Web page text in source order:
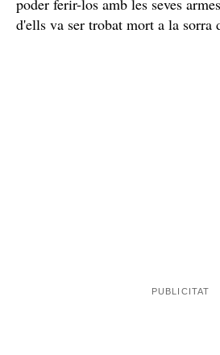
poder ferir-los amb les seves
d'ells va ser trobat mort a la sorra